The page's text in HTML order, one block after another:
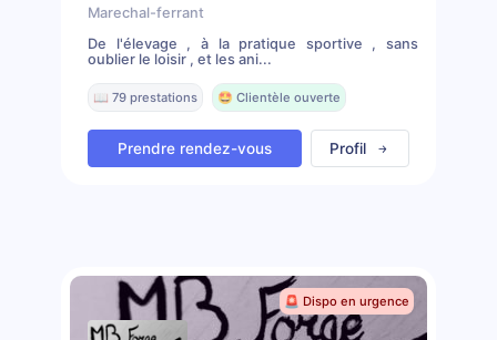
Marechal-ferrant
De l'élevage , à la pratique sportive , sans
oublier le loisir , et les ani...
📖 79 prestations 🤩 Clientèle ouverte
Prendre rendez-vous Profil
🚨 Dispo en urgence